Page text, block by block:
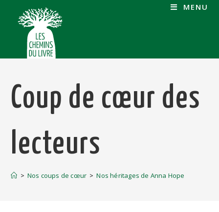
MENU
Coup de cœur des
lecteurs
> Nos coups de cœur > Nos héritages de Anna Hope